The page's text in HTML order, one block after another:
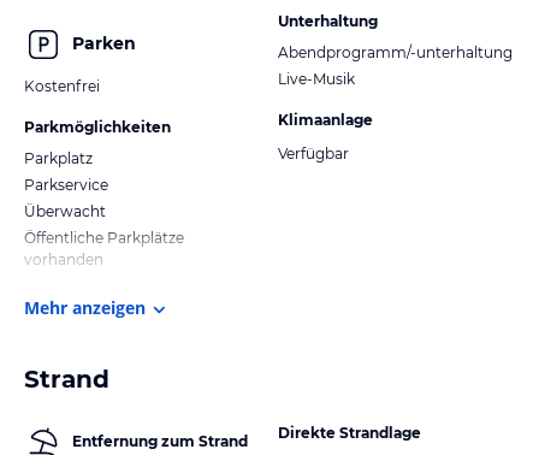
Parken
Kostenfrei
Parkmöglichkeiten
Parkplatz
Parkservice
Überwacht
Öffentliche Parkplätze
vorhanden
Unterhaltung
Abendprogramm/-unterhaltung
Live-Musik
Klimaanlage
Verfügbar
Mehr anzeigen
Strand
Entfernung zum Strand
Direkte Strandlage